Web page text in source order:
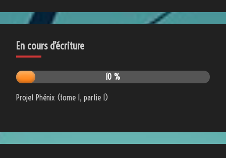
En cours d’écriture
10 %
Projet Phénix (tome 1, partie 1)